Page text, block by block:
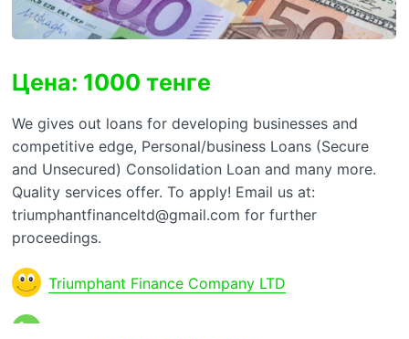
Цена: 1000 тенге
We gives out loans for developing businesses and
competitive edge, Personal/business Loans (Secure
and Unsecured) Consolidation Loan and many more.
Quality services offer. To apply! Email us at:
triumphantfinanceltd@gmail.com for further
proceedings.
Triumphant Finance Company LTD